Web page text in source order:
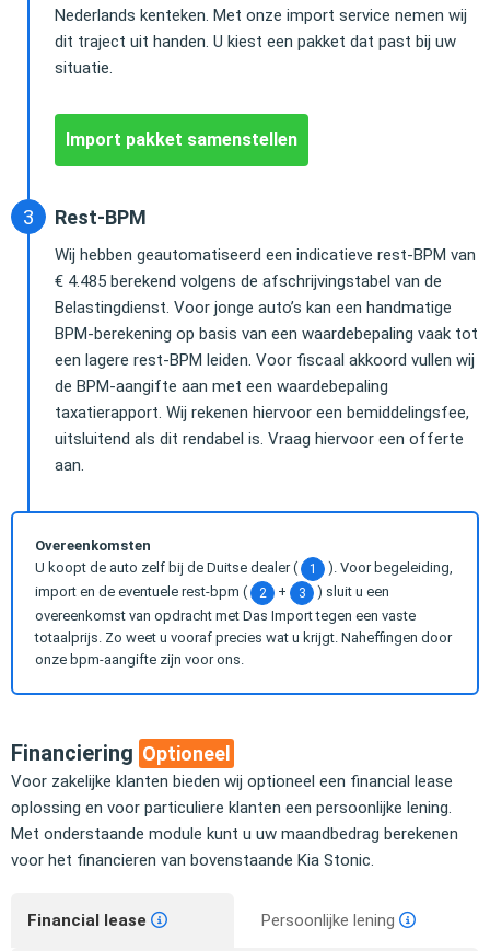
Nederlands kenteken. Met onze import service nemen wij
dit traject uit handen. U kiest een pakket dat past bij uw
situatie.
Import pakket samenstellen
Rest-BPM
Wij hebben geautomatiseerd een indicatieve rest-BPM van
€ 4.485 berekend volgens de afschrijvingstabel van de
Belastingdienst. Voor jonge auto’s kan een handmatige
BPM-berekening op basis van een waardebepaling vaak tot
een lagere rest-BPM leiden. Voor fiscaal akkoord vullen wij
de BPM-aangifte aan met een waardebepaling
taxatierapport. Wij rekenen hiervoor een bemiddelingsfee,
uitsluitend als dit rendabel is. Vraag hiervoor een offerte
aan.
Overeenkomsten
U koopt de auto zelf bij de Duitse dealer (
1
). Voor begeleiding,
import en de eventuele rest-bpm (
2 + 3
) sluit u een
overeenkomst van opdracht met Das Import tegen een vaste
totaalprijs. Zo weet u vooraf precies wat u krijgt. Naheffingen door
onze bpm-aangifte zijn voor ons.
Financiering Optioneel
Voor zakelijke klanten bieden wij optioneel een financial lease
oplossing en voor particuliere klanten een persoonlijke lening.
Met onderstaande module kunt u uw maandbedrag berekenen
voor het financieren van bovenstaande Kia Stonic.
Financial lease Persoonlijke lening